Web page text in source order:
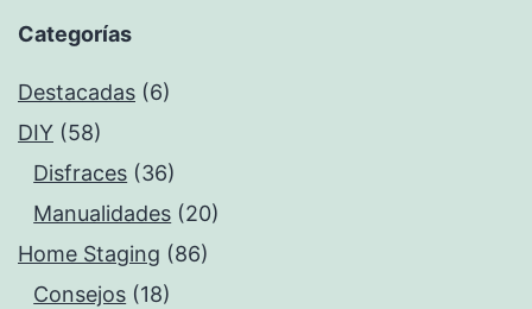
Categorías
Destacadas (6)
DIY (58)
Disfraces (36)
Manualidades (20)
Home Staging (86)
Consejos (18)